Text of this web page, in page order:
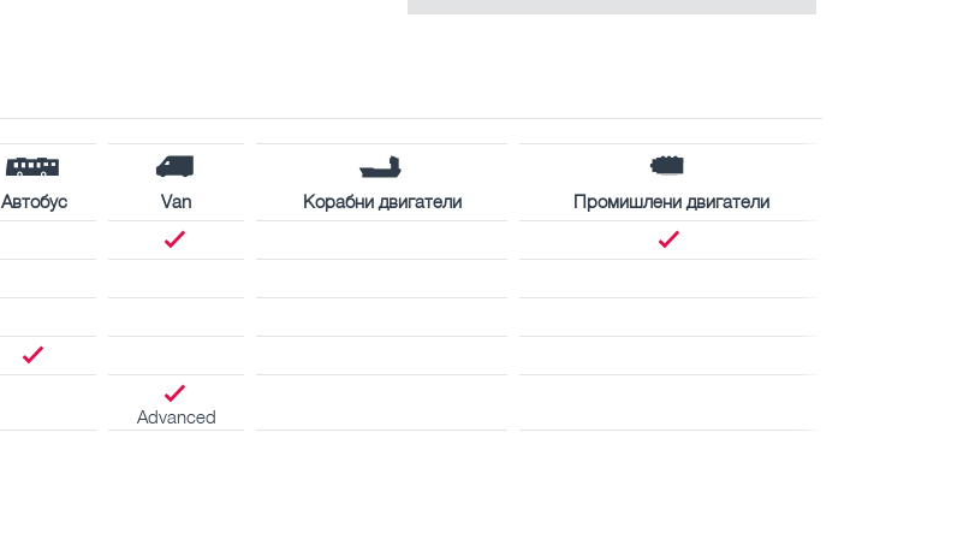
Автобус Van Корабни двигатели
Промишлени двигатели
Advanced